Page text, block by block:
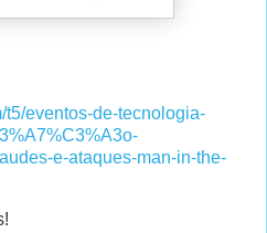
t5/eventos-de-tecnologia-
e-ataques-man-in-the-